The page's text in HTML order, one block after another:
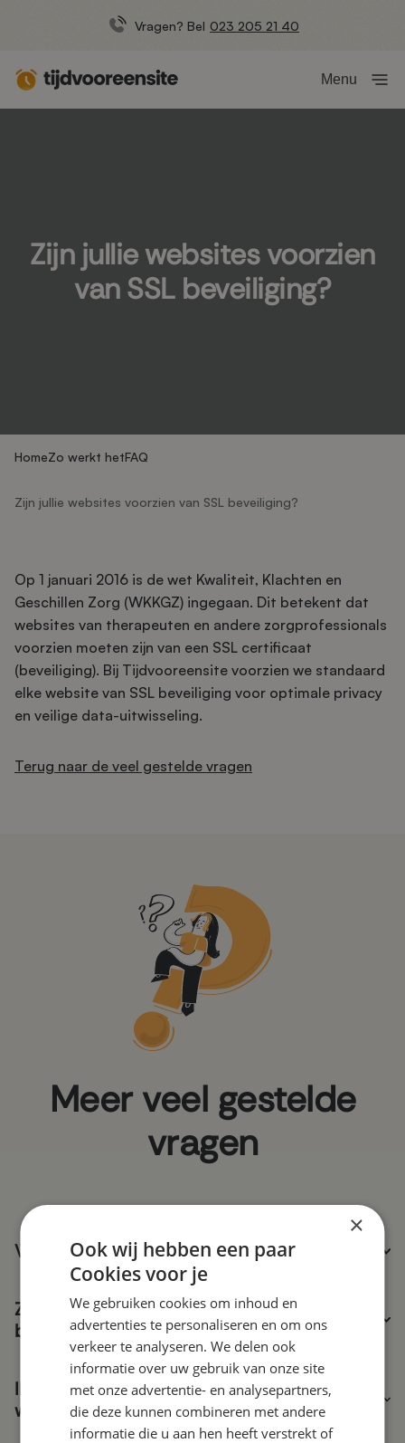
Vragen? Bel 023 205 21 40
Menu
Zijn jullie websites voorzien
van SSL beveiliging?
HomeZo werkt hetFAQ
Zijn jullie websites voorzien van SSL beveiliging?
Op 1 januari 2016 is de wet Kwaliteit, Klachten en
Geschillen Zorg (WKKGZ) ingegaan. Dit betekent dat
websites van therapeuten en andere zorgprofessionals
voorzien moeten zijn van een SSL certificaat
(beveiliging). Bij Tijdvooreensite voorzien we standaard
elke website van SSL beveiliging voor optimale privacy
en veilige data-uitwisseling.
Terug naar de veel gestelde vragen
Meer veel gestelde
vragen
Wat levert een therapeuten website mij op?
Zijn jullie websites voorzien van SSL
beveiliging?
Ik wil een FAQ voor mijn cliënten op mijn
website. Kan dat?
×
Ook wij hebben een paar
Cookies voor je
We gebruiken cookies om inhoud en
advertenties te personaliseren en om ons
verkeer te analyseren. We delen ook
informatie over uw gebruik van onze site
met onze advertentie- en analysepartners,
die deze kunnen combineren met andere
informatie die u aan hen heeft verstrekt of